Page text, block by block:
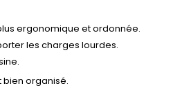
ergonomique et ordonnée.
les charges lourdes.
organisé.